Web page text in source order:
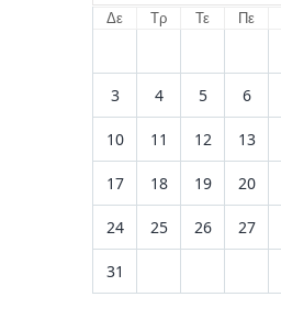
Δε Τρ Τε Πε
3 4 5 6
10 11 12 13
17 18 19 20
24 25 26 27
31